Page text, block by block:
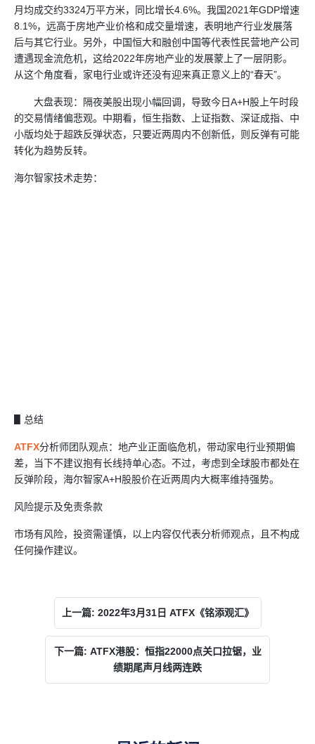
月均成交约3324万平方米，同比增长4.6%。我国2021年GDP增速
8.1%，远高于房地产业价格和成交量增速，表明地产行业发展落
后与其它行业。另外，中国恒大和融创中国等代表性民营地产公司
遭遇现金流危机，这给2022年房地产业的发展蒙上了一层阴影。
从这个角度看，家电行业或许还没有迎来真正意义上的“春天”。
大盘表现：隔夜美股出现小幅回调，导致今日A+H股上午时段
的交易情绪偏悲观。中期看，恒生指数、上证指数、深证成指、中
小版均处于超跌反弹状态，只要近两周内不创新低，则反弹有可能
转化为趋势反转。
海尔智家技术走势：
▋总结
ATFX分析师团队观点：地产业正面临危机，带动家电行业预期偏
差，当下不建议抱有长线持单心态。不过，考虑到全球股市都处在
反弹阶段，海尔智家A+H股股价在近两周内大概率维持强势。
风险提示及免责条款
市场有风险，投资需谨慎，以上内容仅代表分析师观点，且不构成
任何操作建议。
上一篇: 2022年3月31日 ATFX《铭添观汇》
下一篇: ATFX港股：恒指22000点关口拉锯，业
绩期尾声月线两连跌